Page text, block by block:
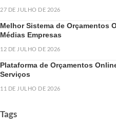
27 DE JULHO DE 2026
Melhor Sistema de Orçamentos
Médias Empresas
12 DE JULHO DE 2026
Plataforma de Orçamentos
Serviços
11 DE JULHO DE 2026
Tags